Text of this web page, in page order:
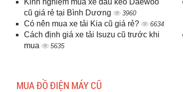
Kinh nghiệm mua xe đầu kéo Daewoo
cũ giá rẻ tại Bình Dương
3960
Có nên mua xe tải Kia cũ giá rẻ? 6634
Cách định giá xe tải Isuzu cũ trước khi
mua
5635
MUA ĐỒ ĐIỆN MÁY CŨ